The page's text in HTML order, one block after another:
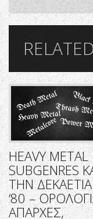
HEAVY METAL
SUBGENRES
ΤΗΝ
‘80 –
ΑΠΑΡΧΕΣ,